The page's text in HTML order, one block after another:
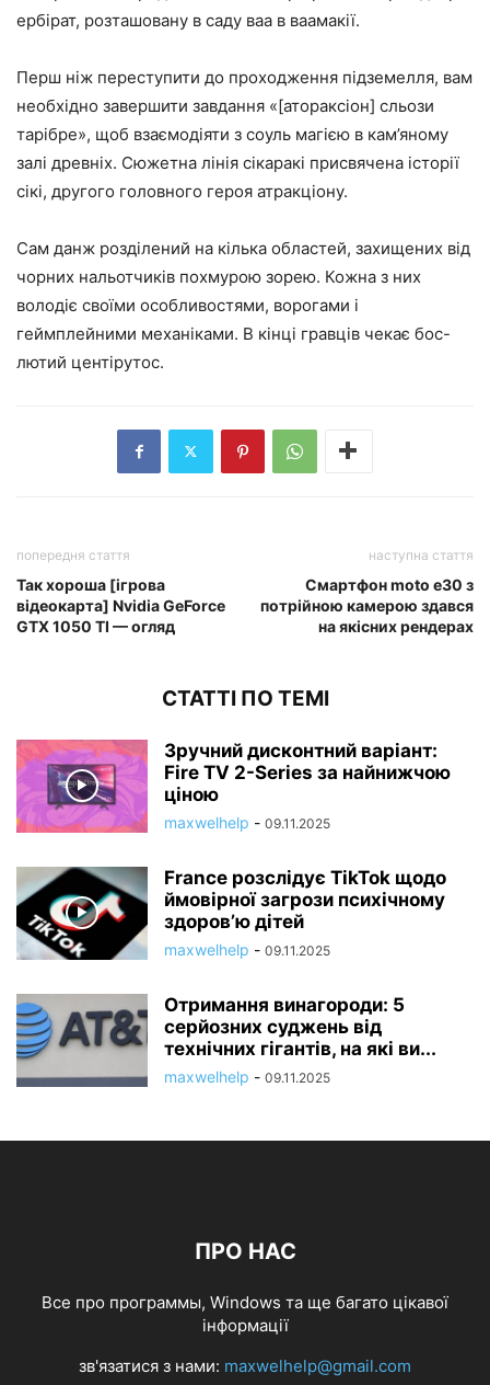
ербірат, розташовану в саду ваа в ваамакії.
Перш ніж переступити до проходження підземелля, вам
необхідно завершити завдання «[атораксіон] сльози
тарібре», щоб взаємодіяти з соуль магією в кам’яному
залі древніх. Сюжетна лінія сікаракі присвячена історії
сікі, другого головного героя атракціону.
Сам данж розділений на кілька областей, захищених від
чорних нальотчиків похмурою зорею. Кожна з них
володіє своїми особливостями, ворогами і
геймплейними механіками. В кінці гравців чекає бос-
лютий центірутос.
попередня стаття
Так хороша [ігрова
відеокарта] Nvidia GeForce
GTX 1050 TI — огляд
наступна стаття
Смартфон moto e30 з
потрійною камерою здався
на якісних рендерах
СТАТТІ ПО ТЕМІ
Зручний дисконтний варіант:
Fire TV 2-Series за найнижчою
ціною
maxwelhelp - 09.11.2025
France розслідує TikTok щодо
ймовірної загрози психічному
здоров’ю дітей
maxwelhelp - 09.11.2025
Отримання винагороди: 5
серйозних суджень від
технічних гігантів, на які ви...
maxwelhelp - 09.11.2025
ПРО НАС
Все про программы, Windows та ще багато цікавої
інформації
зв'язатися з нами: maxwelhelp@gmail.com